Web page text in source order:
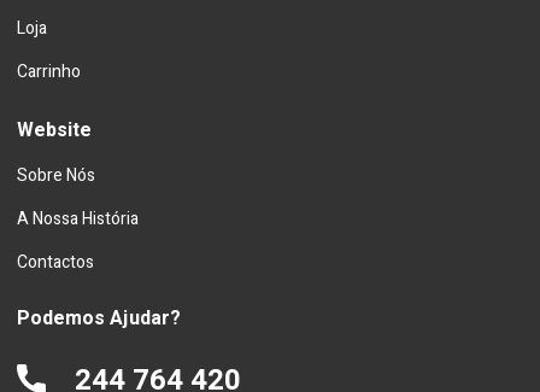
Loja
Carrinho
Website
Sobre Nós
A Nossa História
Contactos
Podemos Ajudar?
244 764 420